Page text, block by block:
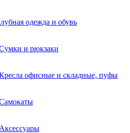
одежда и обувь
и рюкзаки
офисные и складные, пуфы
Аксессуары